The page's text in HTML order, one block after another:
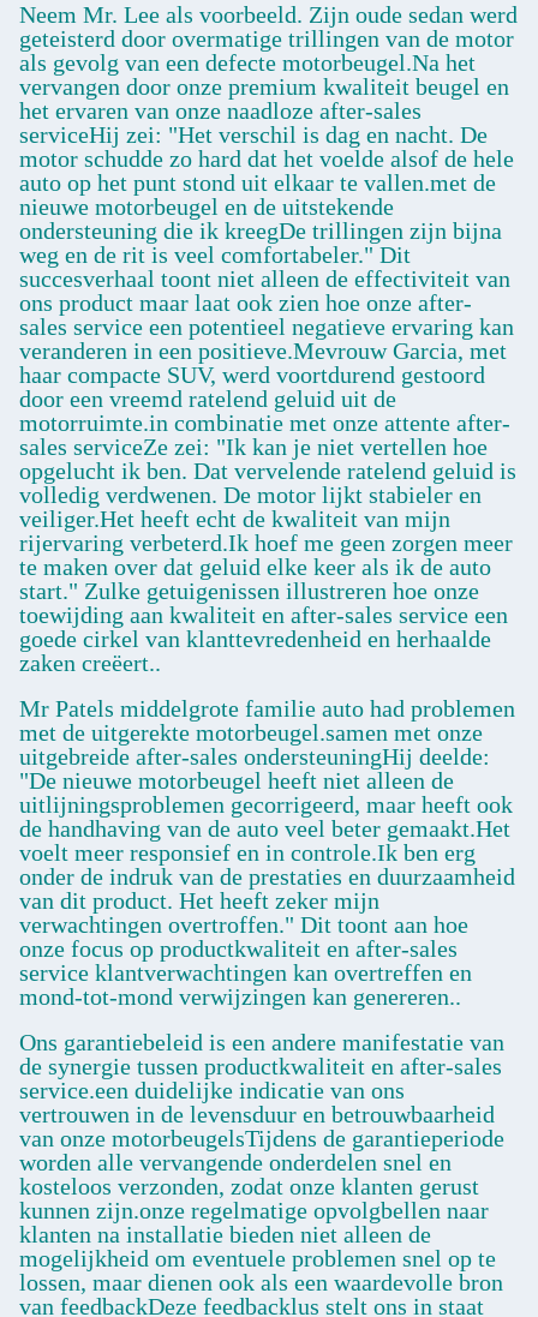
Neem Mr. Lee als voorbeeld. Zijn oude sedan werd
geteisterd door overmatige trillingen van de motor
als gevolg van een defecte motorbeugel.Na het
vervangen door onze premium kwaliteit beugel en
het ervaren van onze naadloze after-sales
serviceHij zei: "Het verschil is dag en nacht. De
motor schudde zo hard dat het voelde alsof de hele
auto op het punt stond uit elkaar te vallen.met de
nieuwe motorbeugel en de uitstekende
ondersteuning die ik kreegDe trillingen zijn bijna
weg en de rit is veel comfortabeler." Dit
succesverhaal toont niet alleen de effectiviteit van
ons product maar laat ook zien hoe onze after-
sales service een potentieel negatieve ervaring kan
veranderen in een positieve.Mevrouw Garcia, met
haar compacte SUV, werd voortdurend gestoord
door een vreemd ratelend geluid uit de
motorruimte.in combinatie met onze attente after-
sales serviceZe zei: "Ik kan je niet vertellen hoe
opgelucht ik ben. Dat vervelende ratelend geluid is
volledig verdwenen. De motor lijkt stabieler en
veiliger.Het heeft echt de kwaliteit van mijn
rijervaring verbeterd.Ik hoef me geen zorgen meer
te maken over dat geluid elke keer als ik de auto
start." Zulke getuigenissen illustreren hoe onze
toewijding aan kwaliteit en after-sales service een
goede cirkel van klanttevredenheid en herhaalde
zaken creëert..
Mr Patels middelgrote familie auto had problemen
met de uitgerekte motorbeugel.samen met onze
uitgebreide after-sales ondersteuningHij deelde:
"De nieuwe motorbeugel heeft niet alleen de
uitlijningsproblemen gecorrigeerd, maar heeft ook
de handhaving van de auto veel beter gemaakt.Het
voelt meer responsief en in controle.Ik ben erg
onder de indruk van de prestaties en duurzaamheid
van dit product. Het heeft zeker mijn
verwachtingen overtroffen." Dit toont aan hoe
onze focus op productkwaliteit en after-sales
service klantverwachtingen kan overtreffen en
mond-tot-mond verwijzingen kan genereren..
Ons garantiebeleid is een andere manifestatie van
de synergie tussen productkwaliteit en after-sales
service.een duidelijke indicatie van ons
vertrouwen in de levensduur en betrouwbaarheid
van onze motorbeugelsTijdens de garantieperiode
worden alle vervangende onderdelen snel en
kosteloos verzonden, zodat onze klanten gerust
kunnen zijn.onze regelmatige opvolgbellen naar
klanten na installatie bieden niet alleen de
mogelijkheid om eventuele problemen snel op te
lossen, maar dienen ook als een waardevolle bron
van feedbackDeze feedbacklus stelt ons in staat